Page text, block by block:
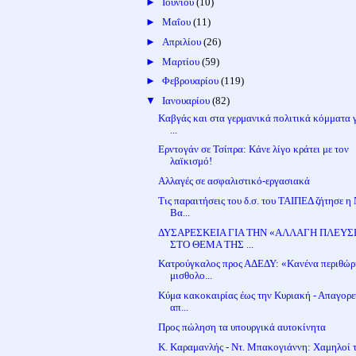
► Μαΐου (11)
► Απριλίου (26)
► Μαρτίου (59)
► Φεβρουαρίου (119)
▼ Ιανουαρίου (82)
Καβγάς και στα γερμανικά πολιτικά κόμματα
Ερντογάν σε Τσίπρα: Κάνε λίγο κράτει με τον
λαϊκισμό!
Αλλαγές σε ασφαλιστικό-εργασιακά
Τις παραιτήσεις του δ.σ. του ΤΑΙΠΕΔ ζήτησε η
Βα...
ΔΥΣΑΡΕΣΚΕΙΑ ΓΙΑ ΤΗΝ «ΑΛΛΑΓΗ
ΣΤΟ ΘΕΜΑ ΤΗΣ ...
Κατρούγκαλος προς ΑΔΕΔΥ: «Κανένα
μισθολο...
Κύμα κακοκαιρίας έως την Κυριακή -
απ...
Προς πώληση τα υπουργικά αυτοκίνητα
Κ. Καραμανλής - Ντ. Μπακογιάννη: Χαμηλοί